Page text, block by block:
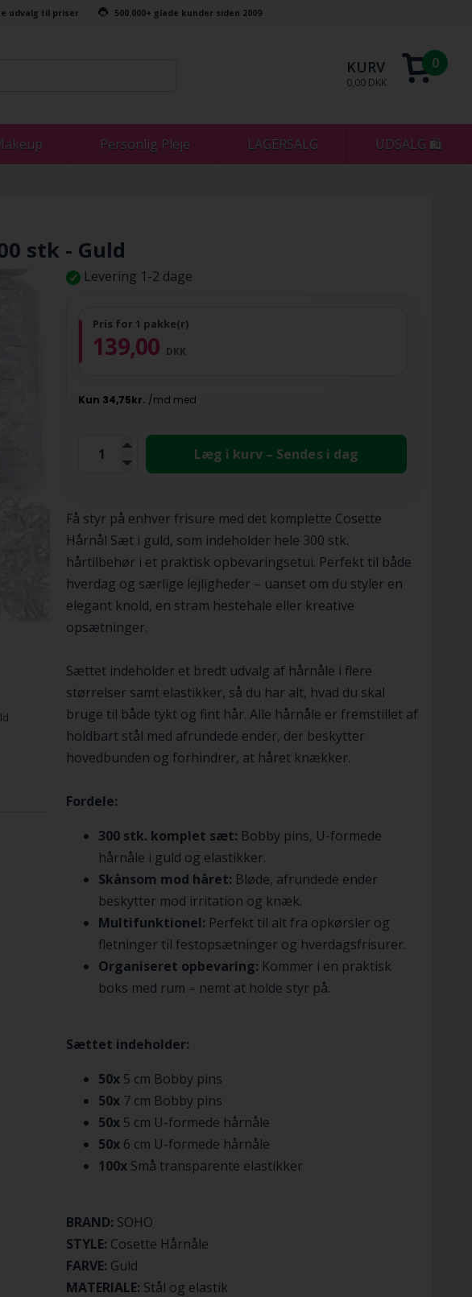
udvalg til priser 500.000+ glade kunder siden 2009
KURV
0,00 DKK
0
Personlig Pleje LAGERSALG UDSALG 🛍
stk - Guld
Levering 1-2 dage
Pris for 1 pakke(r)
139,00 DKK
Læg i kurv – Sendes i dag
Få styr på enhver frisure med det komplette Cosette
Hårnål Sæt i guld, som indeholder hele 300 stk.
hårtilbehør i et praktisk opbevaringsetui. Perfekt til både
hverdag og særlige lejligheder – uanset om du styler en
elegant knold, en stram hestehale eller kreative
opsætninger.
Sættet indeholder et bredt udvalg af hårnåle i flere
størrelser samt elastikker, så du har alt, hvad du skal
bruge til både tykt og fint hår. Alle hårnåle er fremstillet af
holdbart stål med afrundede ender, der beskytter
hovedbunden og forhindrer, at håret knækker.
Fordele:
300 stk. komplet sæt: Bobby pins, U-formede
hårnåle i guld og elastikker.
Skånsom mod håret: Bløde, afrundede ender
beskytter mod irritation og knæk.
Multifunktionel: Perfekt til alt fra opkørsler og
fletninger til festopsætninger og hverdagsfrisurer.
Organiseret opbevaring: Kommer i en praktisk
boks med rum – nemt at holde styr på.
Sættet indeholder:
50x 5 cm Bobby pins
50x 7 cm Bobby pins
50x 5 cm U-formede hårnåle
50x 6 cm U-formede hårnåle
100x Små transparente elastikker
BRAND: SOHO
STYLE: Cosette Hårnåle
FARVE: Guld
MATERIALE: Stål og elastik